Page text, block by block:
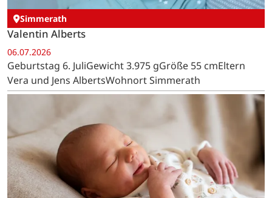
Simmerath
Valentin Alberts
06.07.2026
Geburtstag 6. JuliGewicht 3.975 gGröße 55 cmEltern
Vera und Jens AlbertsWohnort Simmerath